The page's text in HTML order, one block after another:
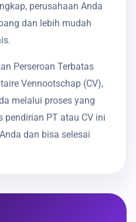
perusahaan Anda
dan lebih mudah
Perseroan Terbatas
Vennootschap (CV),
melalui proses yang
pendirian PT atau CV ini
dan bisa selesai